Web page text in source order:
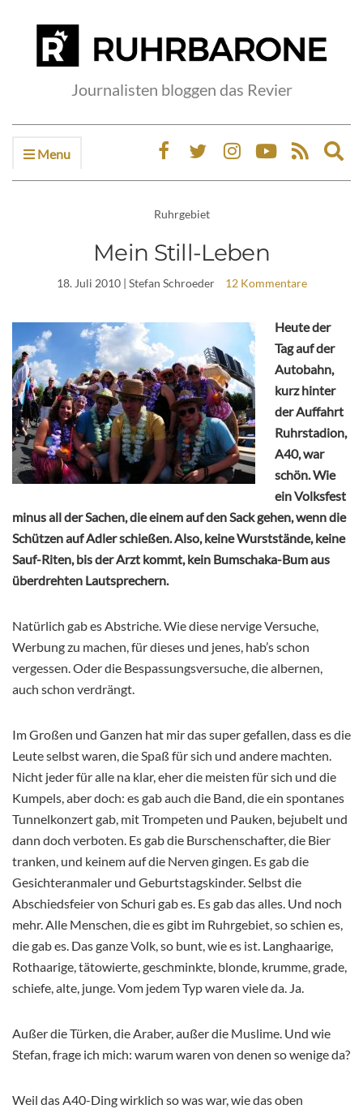
Journalisten bloggen das Revier
Menu
Ruhrgebiet
Mein Still-Leben
18. Juli 2010| Stefan Schroeder 12 Kommentare
Heute der
Tag auf der
Autobahn,
kurz hinter
der Auffahrt
Ruhrstadion,
A40, war
schön. Wie
ein Volksfest
minus all der Sachen, die einem auf den Sack gehen, wenn die
Schützen auf Adler schießen. Also, keine Wurststände, keine
Sauf-Riten, bis der Arzt kommt, kein Bumschaka-Bum aus
überdrehten Lautsprechern.
Natürlich gab es Abstriche. Wie diese nervige Versuche,
Werbung zu machen, für dieses und jenes, hab’s schon
vergessen. Oder die Bespassungsversuche, die albernen,
auch schon verdrängt.
Im Großen und Ganzen hat mir das super gefallen, dass es die
Leute selbst waren, die Spaß für sich und andere machten.
Nicht jeder für alle na klar, eher die meisten für sich und die
Kumpels, aber doch: es gab auch die Band, die ein spontanes
Tunnelkonzert gab, mit Trompeten und Pauken, bejubelt und
dann doch verboten. Es gab die Burschenschafter, die Bier
tranken, und keinem auf die Nerven gingen. Es gab die
Gesichteranmaler und Geburtstagskinder. Selbst die
Abschiedsfeier von Schuri gab es. Es gab das alles. Und noch
mehr. Alle Menschen, die es gibt im Ruhrgebiet, so schien es,
die gab es. Das ganze Volk, so bunt, wie es ist. Langhaarige,
Rothaarige, tätowierte, geschminkte, blonde, krumme, grade,
schiefe, alte, junge. Vom jedem Typ waren viele da. Ja.
Außer die Türken, die Araber, außer die Muslime. Und wie
Stefan, frage ich mich: warum waren von denen so wenige da?
Weil das A40-Ding wirklich so was war, wie das oben